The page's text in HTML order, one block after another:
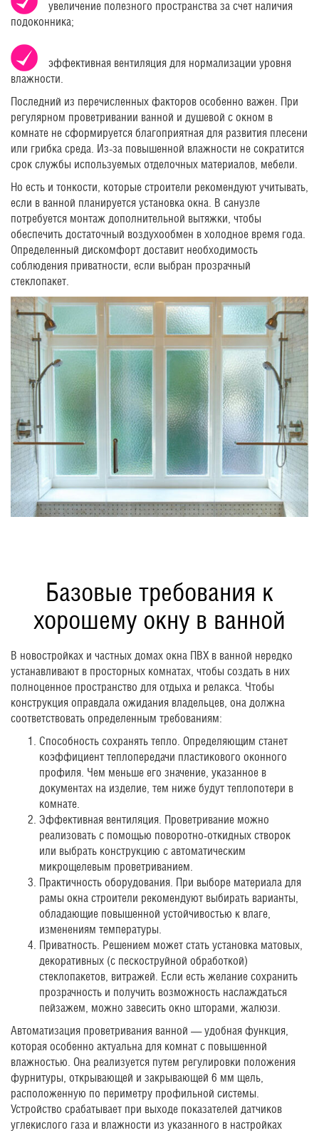
увеличение полезного пространства за счет наличия
подоконника;
эффективная вентиляция для нормализации уровня
влажности.
Последний из перечисленных факторов особенно важен. При
регулярном проветривании ванной и душевой с окном в
комнате не сформируется благоприятная для развития плесени
или грибка среда. Из-за повышенной влажности не сократится
срок службы используемых отделочных материалов, мебели.
Но есть и тонкости, которые строители рекомендуют учитывать,
если в ванной планируется установка окна. В санузле
потребуется монтаж дополнительной вытяжки, чтобы
обеспечить достаточный воздухообмен в холодное время года.
Определенный дискомфорт доставит необходимость
соблюдения приватности, если выбран прозрачный
стеклопакет.
Базовые требования к
хорошему окну в ванной
В новостройках и частных домах окна ПВХ в ванной нередко
устанавливают в просторных комнатах, чтобы создать в них
полноценное пространство для отдыха и релакса. Чтобы
конструкция оправдала ожидания владельцев, она должна
соответствовать определенным требованиям:
Способность сохранять тепло. Определяющим станет
коэффициент теплопередачи пластикового оконного
профиля. Чем меньше его значение, указанное в
документах на изделие, тем ниже будут теплопотери в
комнате.
Эффективная вентиляция. Проветривание можно
реализовать с помощью поворотно-откидных створок
или выбрать конструкцию с автоматическим
микрощелевым проветриванием.
Практичность оборудования. При выборе материала для
рамы окна строители рекомендуют выбирать варианты,
обладающие повышенной устойчивостью к влаге,
изменениям температуры.
Приватность. Решением может стать установка матовых,
декоративных (с пескоструйной обработкой)
стеклопакетов, витражей. Если есть желание сохранить
прозрачность и получить возможность наслаждаться
пейзажем, можно завесить окно шторами, жалюзи.
Автоматизация проветривания ванной — удобная функция,
которая особенно актуальна для комнат с повышенной
влажностью. Она реализуется путем регулировки положения
фурнитуры, открывающей и закрывающей 6 мм щель,
расположенную по периметру профильной системы.
Устройство срабатывает при выходе показателей датчиков
углекислого газа и влажности из указанного в настройках